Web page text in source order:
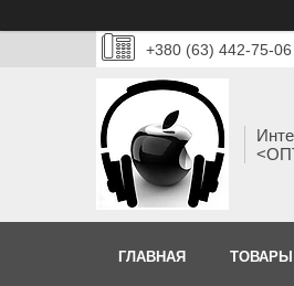
+380 (63) 442-75-06
ГЛАВНАЯ ТОВАРЫ